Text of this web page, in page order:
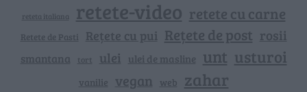
reteta italiana retete-video retete cu carne
Retete de Pasti Rețete cu pui Rețete de post rosii
smantana tort ulei ulei de masline unt usturoi
vanilie vegan web zahar